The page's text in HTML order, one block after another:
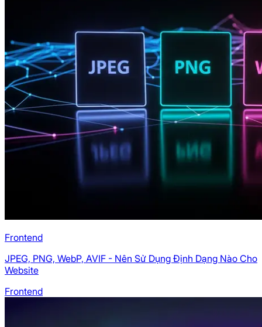
Frontend
JPEG, PNG, WebP, AVIF - Nên Sử Dụng Định Dạng Nào Cho
Website
Frontend